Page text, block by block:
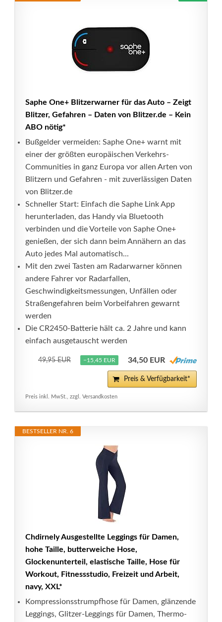
Saphe One+ Blitzerwarner für das Auto – Zeigt
Blitzer, Gefahren – Daten von Blitzer.de – Kein
ABO nötig*
Bußgelder vermeiden: Saphe One+ warnt mit
einer der größten europäischen Verkehrs-
Communities in ganz Europa vor allen Arten von
Blitzern und Gefahren - mit zuverlässigen Daten
von Blitzer.de
Schneller Start: Einfach die Saphe Link App
herunterladen, das Handy via Bluetooth
verbinden und die Vorteile von Saphe One+
genießen, der sich dann beim Annähern an das
Auto jedes Mal automatisch...
Mit den zwei Tasten am Radarwarner können
andere Fahrer vor Radarfallen,
Geschwindigkeitsmessungen, Unfällen oder
Straßengefahren beim Vorbeifahren gewarnt
werden
Die CR2450-Batterie hält ca. 2 Jahre und kann
einfach ausgetauscht werden
49,95 EUR −15,45 EUR 34,50 EUR
Preis & Verfügbarkeit*
Preis inkl. MwSt., zzgl. Versandkosten
BESTSELLER NR. 6
Chdirnely Ausgestellte Leggings für Damen,
hohe Taille, butterweiche Hose,
Glockenunterteil, elastische Taille, Hose für
Workout, Fitnessstudio, Freizeit und Arbeit,
navy, XXL*
Kompressionsstrumpfhose für Damen, glänzende
Leggings, Glitzer-Leggings für Damen, Thermo-